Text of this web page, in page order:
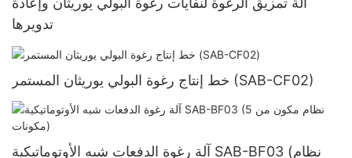
تدويرها
خط إنتاج رغوة البولي يوريثان المستمر (SAB-CF02)
آلة رغوة الدفعات شبه الأوتوماتيكية SAB-BF03 (نظام